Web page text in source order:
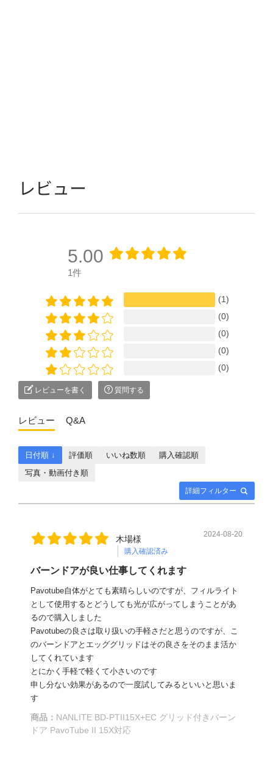
レビュー
5.00
1件
(1)
(0)
(0)
(0)
(0)
レビューを書く 質問する
レビュー Q&A
詳細フィルター
日付順 ↓ 評価順 いいね数順
購入確認順
写真・動画付き順
木場様
購入確認済み
2024-08-20
バーンドアが良い仕事してくれます
Pavotube自体がとても素晴らしいのですが、フィルライト
として使用するとどうしても光が広がってしまうことがあ
るので購入しました
Pavotubeの良さは取り扱いの手軽さだと思うのですが、こ
のバーンドアとエッググリッドはその良さをそのまま活か
してくれています
とにかく手軽で軽くて小さいのです
申し分ない効果があるので一度試してみるといいと思いま
す
商品： NANLITE BD-PTII15X+EC グリッド付きバーン
ドア PavoTube II 15X対応